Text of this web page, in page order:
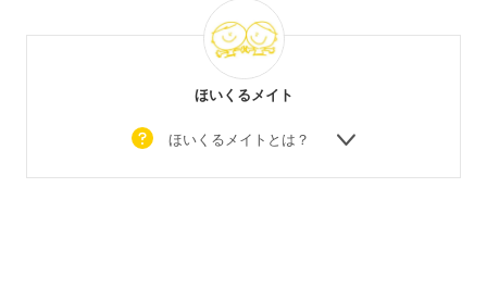
ほいくるメイト
ほいくるメイトとは？